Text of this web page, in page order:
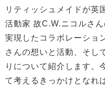
リティッシュメイドが英
活動家 故C.W.ニコルさ
実現したコラボレーショ
さんの想いと活動、そし
りについて紹介します。
て考えるきっかけとなれ